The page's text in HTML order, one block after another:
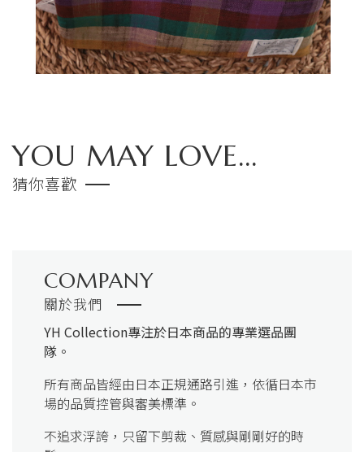
YOU MAY LOVE...
猜你喜歡
COMPANY
關於我們
YH Collection專注於日本商品的專業選品團
隊。
所有商品皆經由日本正規通路引進，依循日本市
場的品質控管與審美標準。
不追求浮誇，只留下剪裁、質感與剛剛好的時